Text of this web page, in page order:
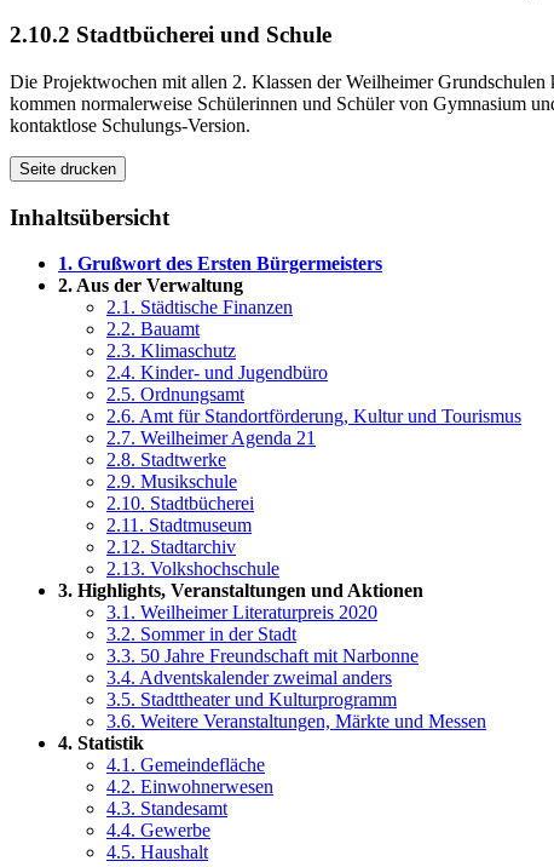
2.10.2 Stadtbücherei und Schule
Die Projektwochen mit allen 2. Klassen der Weilheimer
kommen normalerweise Schülerinnen und Schüler von Gymnasium
kontaktlose Schulungs-Version.
Seite drucken
Inhaltsübersicht
1. Grußwort des Ersten Bürgermeisters
2. Aus der Verwaltung
2.1. Städtische Finanzen
2.2. Bauamt
2.3. Klimaschutz
2.4. Kinder- und Jugendbüro
2.5. Ordnungsamt
2.6. Amt für Standortförderung, Kultur und Tourismus
2.7. Weilheimer Agenda 21
2.8. Stadtwerke
2.9. Musikschule
2.10. Stadtbücherei
2.11. Stadtmuseum
2.12. Stadtarchiv
2.13. Volkshochschule
3. Highlights, Veranstaltungen und Aktionen
3.1. Weilheimer Literaturpreis 2020
3.2. Sommer in der Stadt
3.3. 50 Jahre Freundschaft mit Narbonne
3.4. Adventskalender zweimal anders
3.5. Stadttheater und Kulturprogramm
3.6. Weitere Veranstaltungen, Märkte und Messen
4. Statistik
4.1. Gemeindefläche
4.2. Einwohnerwesen
4.3. Standesamt
4.4. Gewerbe
4.5. Haushalt